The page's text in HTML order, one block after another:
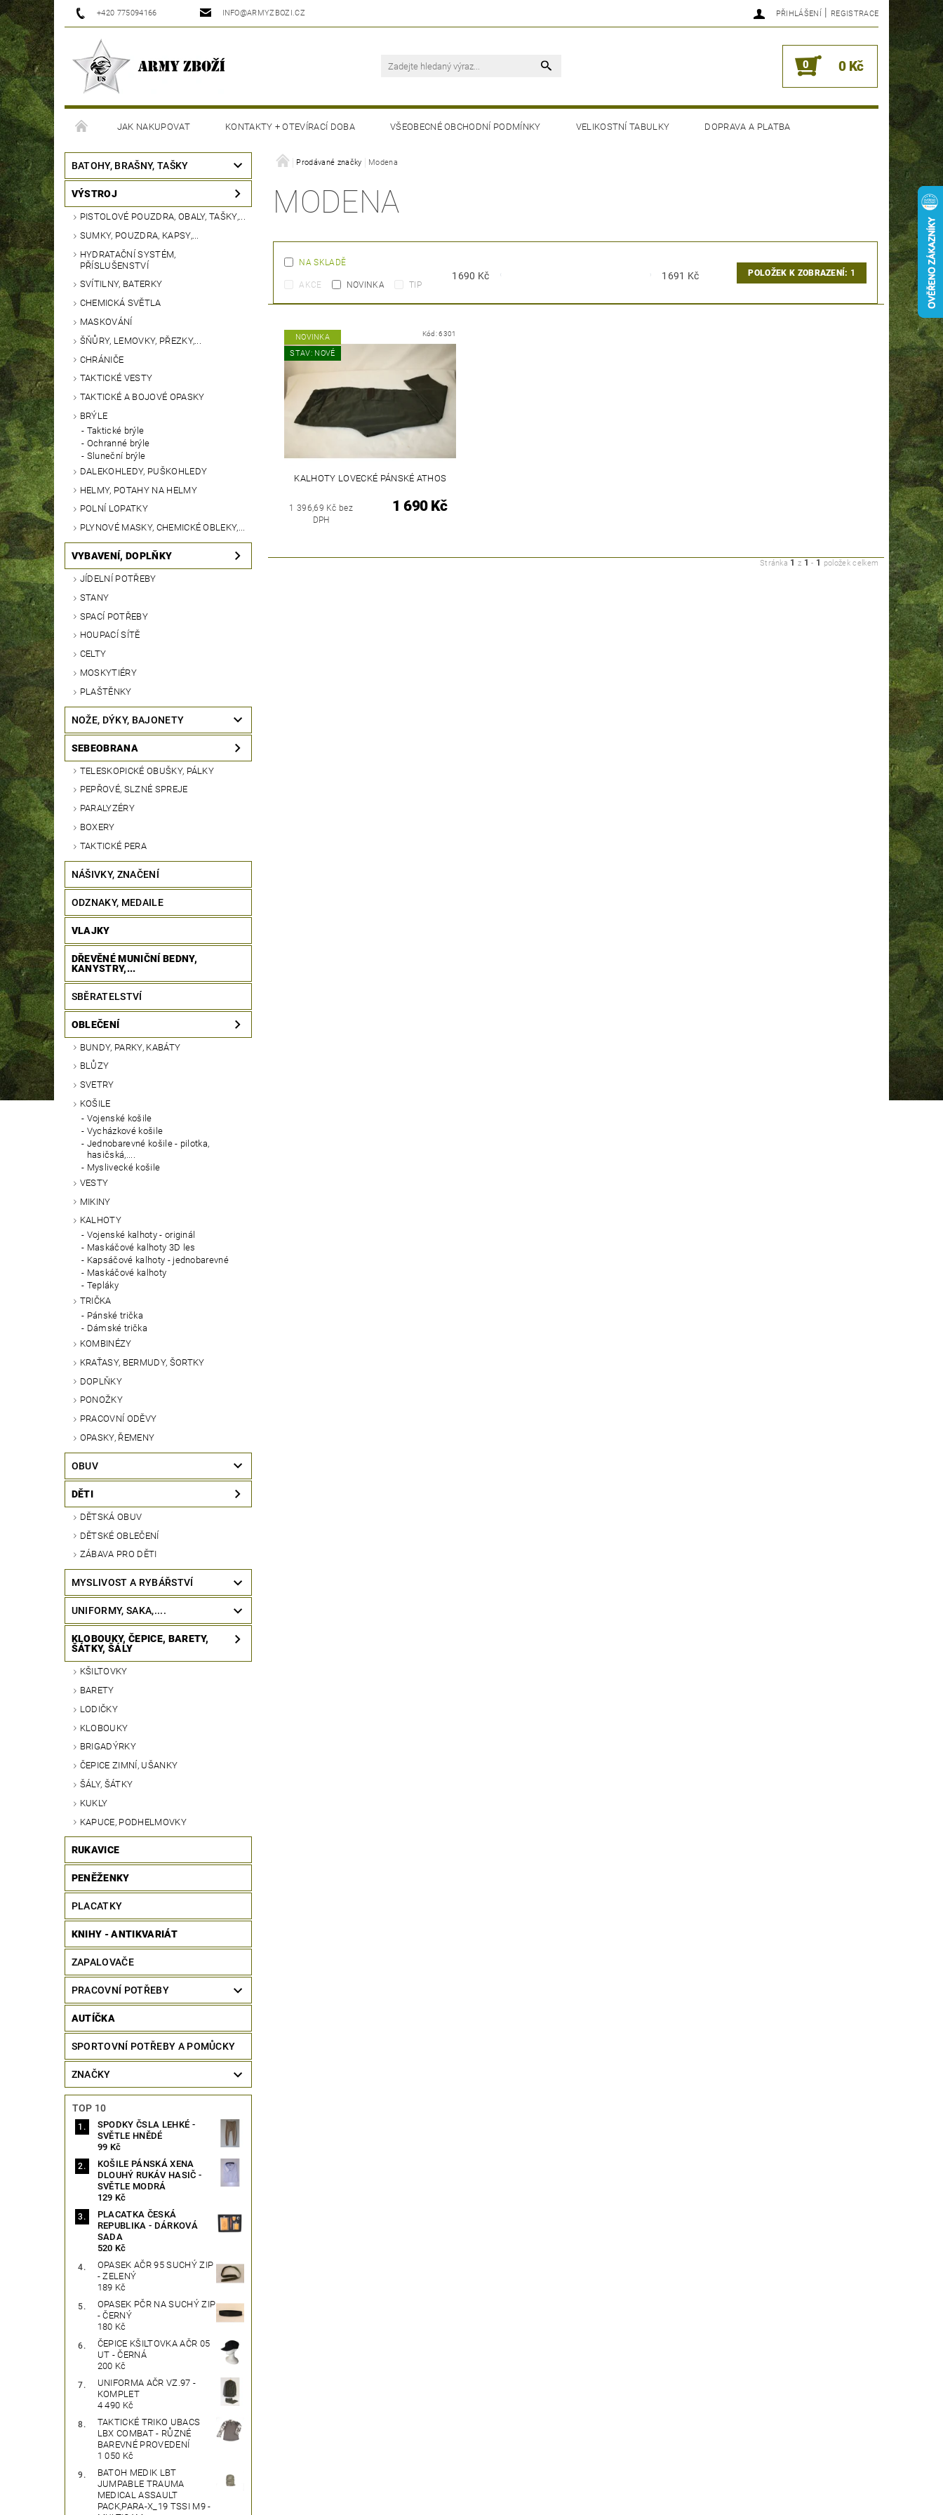
+420 775094166 INFO@ARMYZBOZI.CZ PŘIHLÁŠENÍ | REGISTRACE
0 0 Kč
JAK NAKUPOVAT KONTAKTY + OTEVÍRACÍ DOBA VŠEOBECNÉ OBCHODNÍ PODMÍNKY VELIKOSTNÍ TABULKY DOPRAVA A PLATBA
MOJE OBJEDNÁVKA
BATOHY, BRAŠNY, TAŠKY
VÝSTROJ
PISTOLOVÉ POUZDRA, OBALY, TAŠKY,...
SUMKY, POUZDRA, KAPSY,...
HYDRATAČNÍ SYSTÉM,
PŘÍSLUŠENSTVÍ
SVÍTILNY, BATERKY
CHEMICKÁ SVĚTLA
MASKOVÁNÍ
ŠŇŮRY, LEMOVKY, PŘEZKY,...
CHRÁNIČE
TAKTICKÉ VESTY
TAKTICKÉ A BOJOVÉ OPASKY
BRÝLE
Taktické brýle
Ochranné brýle
Sluneční brýle
DALEKOHLEDY, PUŠKOHLEDY
HELMY, POTAHY NA HELMY
POLNÍ LOPATKY
PLYNOVÉ MASKY, CHEMICKÉ OBLEKY,...
VYBAVENÍ, DOPLŇKY
JÍDELNÍ POTŘEBY
STANY
SPACÍ POTŘEBY
HOUPACÍ SÍTĚ
CELTY
MOSKYTIÉRY
PLAŠTĚNKY
NOŽE, DÝKY, BAJONETY
SEBEOBRANA
TELESKOPICKÉ OBUŠKY, PÁLKY
PEPŘOVÉ, SLZNÉ SPREJE
PARALYZÉRY
BOXERY
TAKTICKÉ PERA
NÁŠIVKY, ZNAČENÍ
ODZNAKY, MEDAILE
VLAJKY
DŘEVĚNÉ MUNIČNÍ BEDNY,
KANYSTRY,...
SBĚRATELSTVÍ
OBLEČENÍ
BUNDY, PARKY, KABÁTY
BLŮZY
SVETRY
KOŠILE
Vojenské košile
Vycházkové košile
Jednobarevné košile - pilotka,
hasičská,....
Myslivecké košile
VESTY
MIKINY
KALHOTY
Vojenské kalhoty - originál
Maskáčové kalhoty 3D les
Kapsáčové kalhoty - jednobarevné
Maskáčové kalhoty
Tepláky
TRIČKA
Pánské trička
Dámské trička
KOMBINÉZY
KRAŤASY, BERMUDY, ŠORTKY
DOPLŇKY
PONOŽKY
PRACOVNÍ ODĚVY
OPASKY, ŘEMENY
OBUV
DĚTI
DĚTSKÁ OBUV
DĚTSKÉ OBLEČENÍ
ZÁBAVA PRO DĚTI
MYSLIVOST A RYBÁŘSTVÍ
UNIFORMY, SAKA,....
KLOBOUKY, ČEPICE, BARETY,
ŠÁTKY, ŠÁLY
KŠILTOVKY
BARETY
LODIČKY
KLOBOUKY
BRIGADÝRKY
ČEPICE ZIMNÍ, UŠANKY
ŠÁLY, ŠÁTKY
KUKLY
KAPUCE, PODHELMOVKY
RUKAVICE
PENĚŽENKY
PLACATKY
KNIHY - ANTIKVARIÁT
ZAPALOVAČE
PRACOVNÍ POTŘEBY
AUTÍČKA
SPORTOVNÍ POTŘEBY A POMŮCKY
ZNAČKY
TOP 10
SPODKY ČSLA LEHKÉ -
SVĚTLE HNĚDÉ
99 Kč
KOŠILE PÁNSKÁ XENA
DLOUHÝ RUKÁV HASIČ -
SVĚTLE MODRÁ
129 Kč
PLACATKA ČESKÁ
REPUBLIKA - DÁRKOVÁ
SADA
520 Kč
OPASEK AČR 95 SUCHÝ ZIP
- ZELENÝ
189 Kč
OPASEK PČR NA SUCHÝ ZIP
- ČERNÝ
180 Kč
ČEPICE KŠILTOVKA AČR 05
UT - ČERNÁ
200 Kč
UNIFORMA AČR VZ.97 -
KOMPLET
4 490 Kč
TAKTICKÉ TRIKO UBACS
LBX COMBAT - RŮZNÉ
BAREVNÉ PROVEDENÍ
1 050 Kč
BATOH MEDIK LBT
JUMPABLE TRAUMA
MEDICAL ASSAULT
PACK,PARA-X_19 TSSI M9 -
Prodávané značky Modena
MODENA
NA SKLADĚ
AKCE NOVINKA TIP
1690 Kč 1691 Kč POLOŽEK K ZOBRAZENÍ: 1
NOVINKA
STAV: NOVÉ
Kód:6301
KALHOTY LOVECKÉ PÁNSKÉ ATHOS
1 396,69 Kč bez
DPH
1 690 Kč
Stránka 1 z 1 - 1 položek celkem